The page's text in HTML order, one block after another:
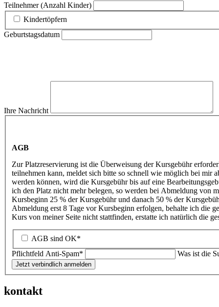
Teilnehmer (Anzahl Kinder)
Kindertöpfern
Geburtstagsdatum
Ihre Nachricht
AGB
Zur Platzreservierung ist die Überweisung der Kursgebühr
teilnehmen kann, meldet sich bitte so schnell wie möglich bei mir
werden können, wird die Kursgebühr bis auf eine
ich den Platz nicht mehr belegen, so werden bei Abmeldung von
Kursbeginn 25 % der Kursgebühr und danach 50 % der
Abmeldung erst 8 Tage vor Kursbeginn erfolgen, behalte ich die
Kurs von meiner Seite nicht stattfinden, erstatte ich natürlich die
AGB sind OK*
Pflichtfeld Anti-Spam* Was ist die
Jetzt verbindlich anmelden
kontakt